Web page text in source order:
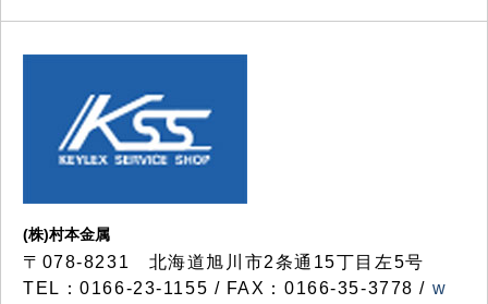
(株)村本金属
〒078-8231 北海道旭川市2条通15丁目左5号
TEL：0166-23-1155 / FAX：0166-35-3778 / w